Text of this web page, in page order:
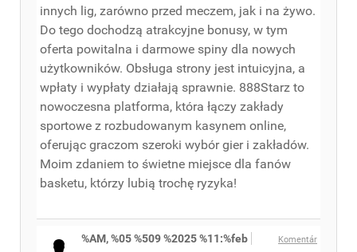
innych lig, zarówno przed meczem, jak i na żywo.
Do tego dochodzą atrakcyjne bonusy, w tym
oferta powitalna i darmowe spiny dla nowych
użytkowników. Obsługa strony jest intuicyjna, a
wpłaty i wypłaty działają sprawnie. 888Starz to
nowoczesna platforma, która łączy zakłady
sportowe z rozbudowanym kasynem online,
oferując graczom szeroki wybór gier i zakładów.
Moim zdaniem to świetne miejsce dla fanów
basketu, którzy lubią trochę ryzyka!
Komentár
%AM, %05 %509 %2025 %11:%feb